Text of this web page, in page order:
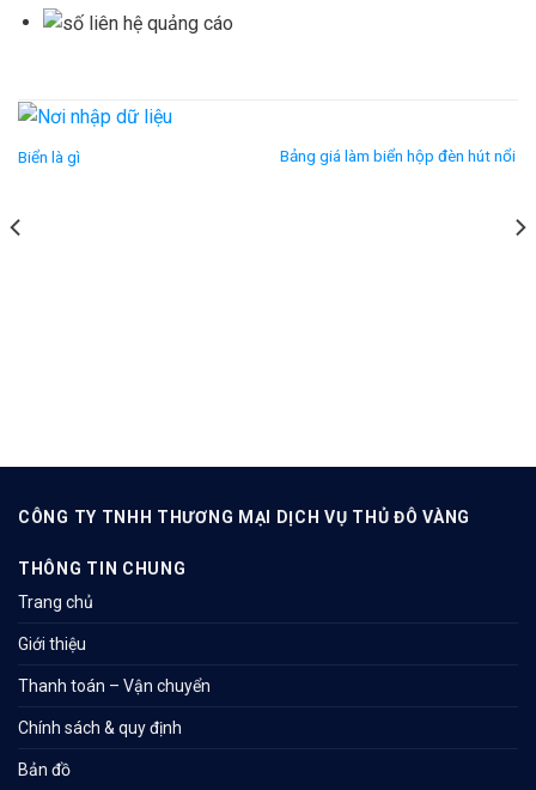
Biển là gì Bảng giá làm biển hộp đèn hút nổi
CÔNG TY TNHH THƯƠNG MẠI DỊCH VỤ THỦ ĐÔ VÀNG
THÔNG TIN CHUNG
Trang chủ
Giới thiệu
Thanh toán – Vận chuyển
Chính sách & quy định
Bản đồ